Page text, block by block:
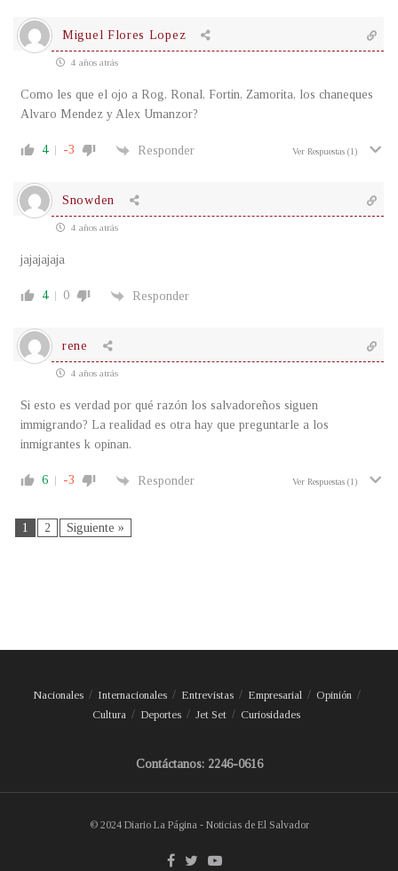
Miguel Flores Lopez
4 años atrás
Como les que el ojo a Rog, Ronal, Fortin, Zamorita, los chaneques
Alvaro Mendez y Alex Umanzor?
4 -3 Responder Ver Respuestas (1)
Snowden
4 años atrás
jajajajaja
4 0 Responder
rene
4 años atrás
Si esto es verdad por qué razón los salvadoreños siguen
immigrando? La realidad es otra hay que preguntarle a los
inmigrantes k opinan.
6 -3 Responder Ver Respuestas (1)
1 2 Siguiente »
Nacionales Internacionales Entrevistas Empresarial
Opinión
Cultura
Deportes Jet Set Curiosidades
Contáctanos: 2246-0616
© 2024 Diario La Página - Noticias de El Salvador